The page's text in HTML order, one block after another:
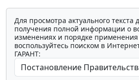
Для просмотра актуального текста
получения полной информации о
изменениях и порядке применения
воспользуйтесь поиском в
ГАРАНТ: